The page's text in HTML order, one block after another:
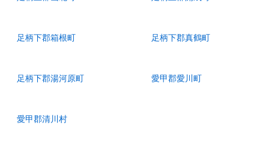
足柄下郡箱根町 足柄下郡真鶴町
足柄下郡湯河原町 愛甲郡愛川町
愛甲郡清川村